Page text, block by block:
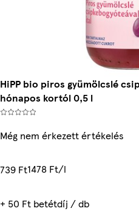
HiPP bio piros gyümölcslé
hónapos kortól 0,5 l
Még nem érkezett értékelés
739 Ft1478 Ft/l
+ 50 Ft betétdíj / db